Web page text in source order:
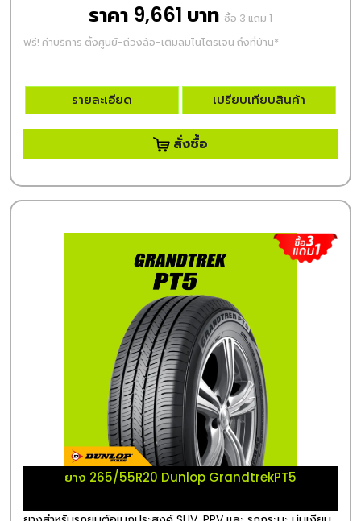
ราคา 9,661 บาท ซื้อ 3 แถม 1
ฟรี! ค่าบริการ ตั้งศูนย์-ถ่วงล้อ-เติมลมไนโตรเจน ถึงที่บ้าน*
รายละเอียด เปรียบเทียบสินค้า
สั่งซื้อ
ยาง 265/55R20 Dunlop GrandtrekPT5